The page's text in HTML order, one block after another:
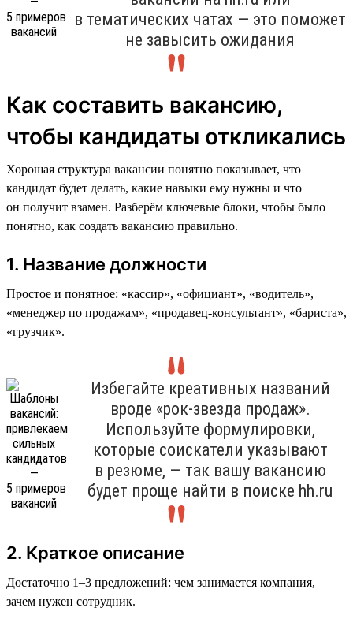
в тематических чатах — это поможет
не завысить ожидания
Как составить вакансию,
чтобы кандидаты откликались
Хорошая структура вакансии понятно показывает, что
кандидат будет делать, какие навыки ему нужны и что
он получит взамен. Разберём ключевые блоки, чтобы было
понятно, как создать вакансию правильно.
1. Название должности
Простое и понятное: «кассир», «официант», «водитель»,
«менеджер по продажам», «продавец-консультант», «бариста»,
«грузчик».
Избегайте креативных названий
вроде «рок-звезда продаж».
Используйте формулировки,
которые соискатели указывают
в резюме, — так вашу вакансию
будет проще найти в поиске hh.ru
2. Краткое описание
Достаточно 1–3 предложений: чем занимается компания,
зачем нужен сотрудник.